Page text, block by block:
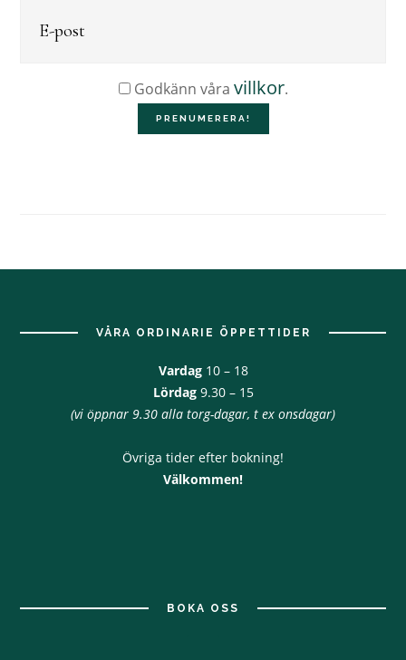
Godkänn våra villkor.
VÅRA ORDINARIE ÖPPETTIDER
Vardag10 – 18
Lördag9.30 – 15
(vi öppnar 9.30 alla torg-dagar, t ex onsdagar)
Övriga tider efter bokning!
Välkommen!
BOKA OSS